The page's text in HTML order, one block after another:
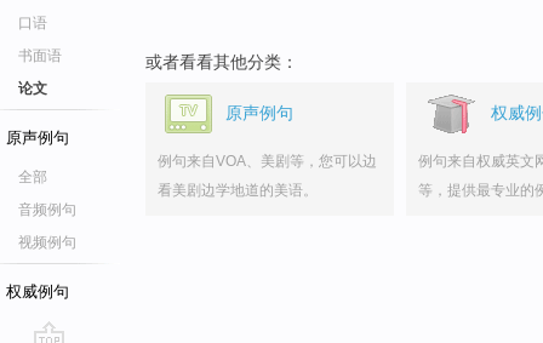
口语
书面语
论文
原声例句
全部
音频例句
视频例句
权威例句
或者看看其他分类：
原声例句
例句来自VOA、美剧等，您可以边
看美剧边学地道的美语。
权威
例句来自权威英文
等，提供最专业的